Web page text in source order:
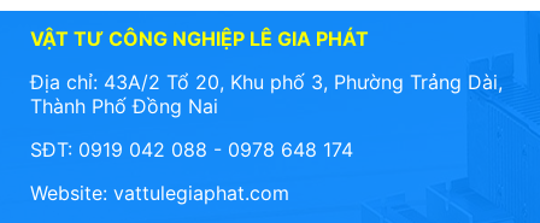
VẬT TƯ CÔNG NGHIỆP LÊ GIA PHÁT
Địa chỉ: 43A/2 Tổ 20, Khu phố 3, Phường Trảng Dài,
Thành Phố Đồng Nai
SĐT: 0919 042 088 - 0978 648 174
Website: vattulegiaphat.com